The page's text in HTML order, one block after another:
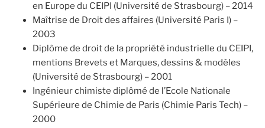
en Europe du CEIPI (Université de Strasbourg) – 2014
Maîtrise de Droit des affaires (Université Paris I) –
2003
Diplôme de droit de la propriété industrielle du CEIPI,
mentions Brevets et Marques, dessins & modèles
(Université de Strasbourg) – 2001
Ingénieur chimiste diplômé de l’Ecole Nationale
Supérieure de Chimie de Paris (Chimie Paris Tech) –
2000